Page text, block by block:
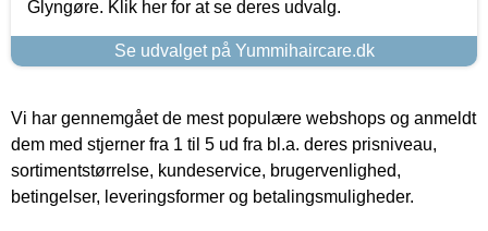
Glyngøre. Klik her for at se deres udvalg.
Se udvalget på Yummihaircare.dk
Vi har gennemgået de mest populære webshops og anmeldt
dem med stjerner fra 1 til 5 ud fra bl.a. deres prisniveau,
sortimentstørrelse, kundeservice, brugervenlighed,
betingelser, leveringsformer og betalingsmuligheder.